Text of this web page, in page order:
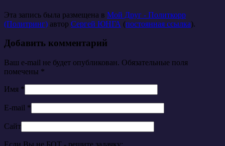
Эта запись была размещена в Мой Друг - Политкорр
(Политринг) автор Сергей ЮНГА (постоянная ссылка).
Добавить комментарий
Ваш e-mail не будет опубликован. Обязательные поля
помечены *
Имя *
E-mail *
Сайт